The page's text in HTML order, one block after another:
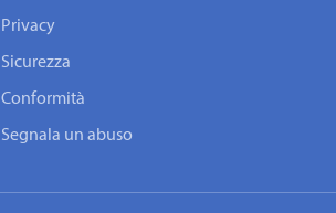
Privacy
Sicurezza
Conformità
Segnala un abuso